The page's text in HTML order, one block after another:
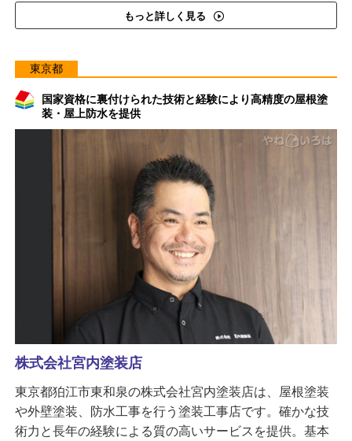
もっと詳しく見る
東京都
国家資格に裏付けられた技術と経験により高精度の屋根塗
装・屋上防水を提供
株式会社宮内塗装店
東京都狛江市東和泉の株式会社宮内塗装店は、屋根塗装
や外壁塗装、防水工事を行う塗装工事店です。確かな技
術力と長年の経験による質の高いサービスを提供。基本